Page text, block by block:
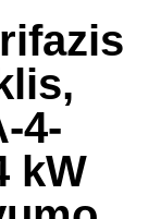
4-
kW